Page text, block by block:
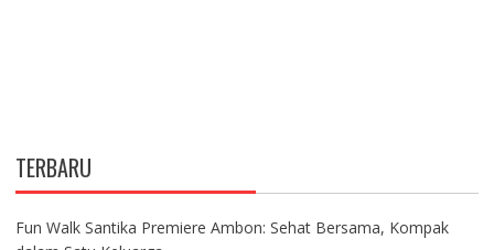
TERBARU
Fun Walk Santika Premiere Ambon: Sehat Bersama, Kompak